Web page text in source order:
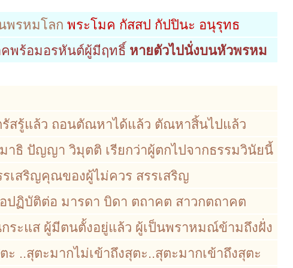
พรหมโลก พระโมค กัสสป กัปปินะ อนุรุทธ
พร้อมอรหันต์ผู้มีฤทธิ์ หายตัวไปนั่งบนหัวพรหม
สรู้แล้ว ถอนตัณหาได้แล้ว ตัณหาสิ้นไปแล้ว
าธิ ปัญญา วิมุตติ เรียกว่าผู้ตกไปจากธรรมวินัยนี้
เสริญคุณของผู้ไม่ควร สรรเสริญ
ฏิบัติต่อ มารดา บิดา ตถาคต สาวกตถาคต
ระแส ผู้มีตนตั้งอยู่แล้ว ผู้เป็นพราหมณ์ข้ามถึงฝั่ง
..สุตะมากไม่เข้าถึงสุตะ..สุตะมากเข้าถึงสุตะ